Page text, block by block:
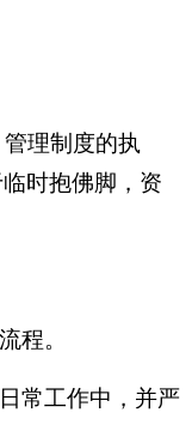
理制度的执
时抱佛脚，资
程。
常工作中，并严